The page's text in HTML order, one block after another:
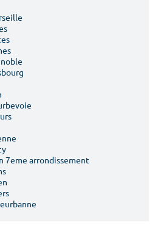
7eme arrondissement